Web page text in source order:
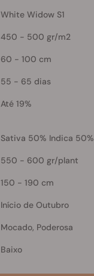
White Widow S1
450 - 500 gr/m2
60 - 100 cm
55 - 65 dias
Até 19%
Sativa 50% Indica 50%
550 - 600 gr/plant
150 - 190 cm
Início de Outubro
Mocado, Poderosa
Baixo